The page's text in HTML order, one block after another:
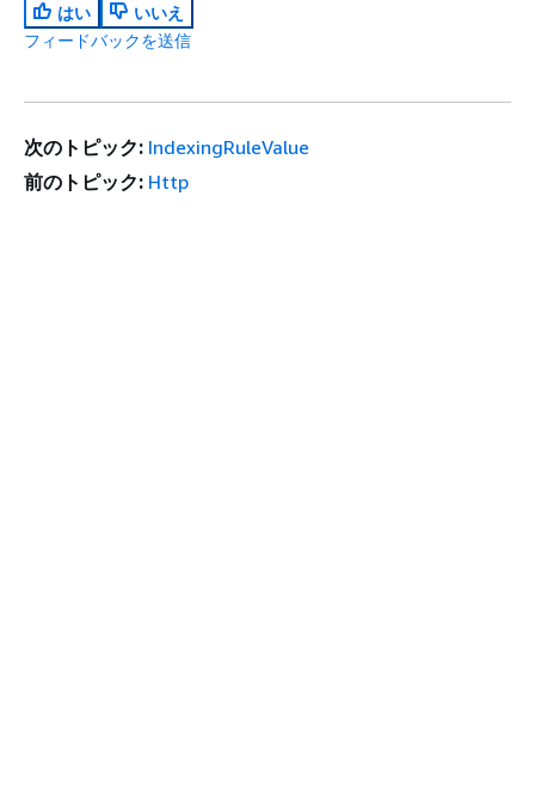
はい
いいえ
フィードバックを送信
次のトピック: IndexingRuleValue
前のトピック: Http